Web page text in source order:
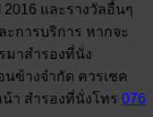
2016 และรางวัลอื่นๆ
การบริการ หากจะ
าสำรองที่นั่ง
นข้างจำกัด ควรเชค
า สำรองที่นั่งโทร 076